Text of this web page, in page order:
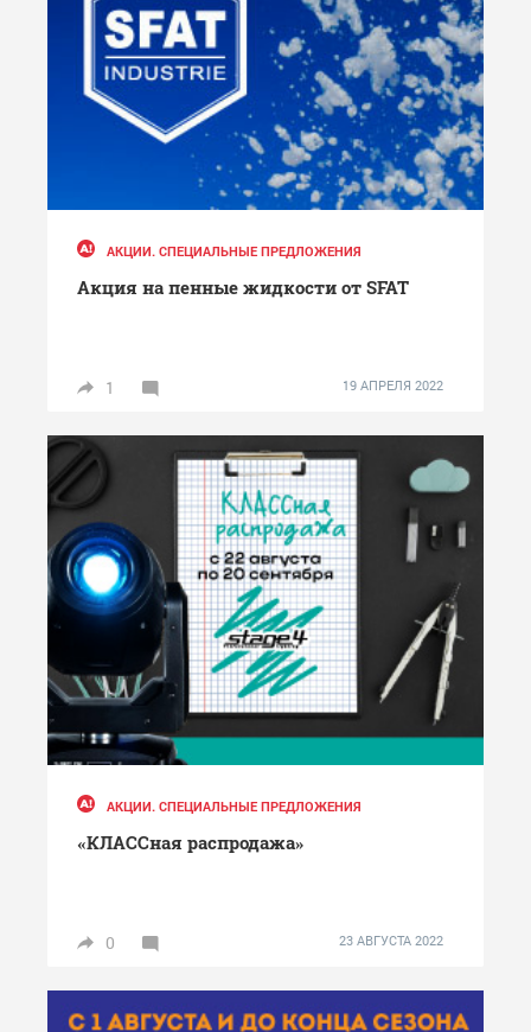
АКЦИИ. СПЕЦИАЛЬНЫЕ ПРЕДЛОЖЕНИЯ
Акция на пенные жидкости от SFAT
1 19 АПРЕЛЯ 2022
АКЦИИ. СПЕЦИАЛЬНЫЕ ПРЕДЛОЖЕНИЯ
«КЛАССная распродажа»
0 23 АВГУСТА 2022